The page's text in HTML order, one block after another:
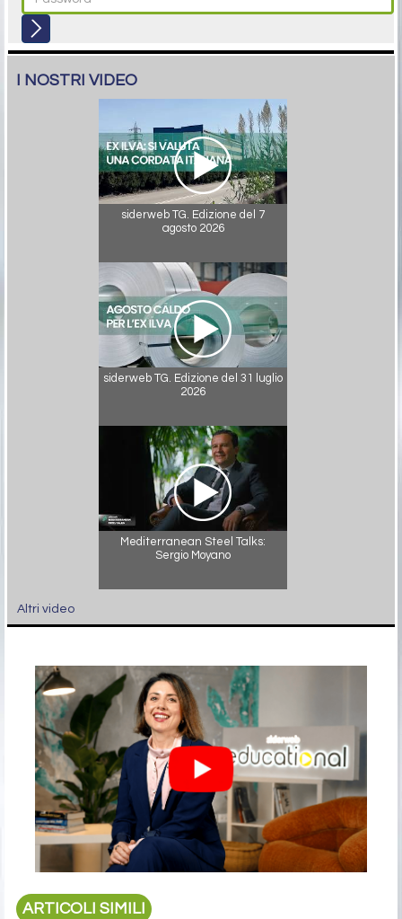
I NOSTRI VIDEO
siderweb TG. Edizione del 7
agosto 2026
siderweb TG. Edizione del 31 luglio
2026
Mediterranean Steel Talks:
Sergio Moyano
Altri video
ARTICOLI SIMILI